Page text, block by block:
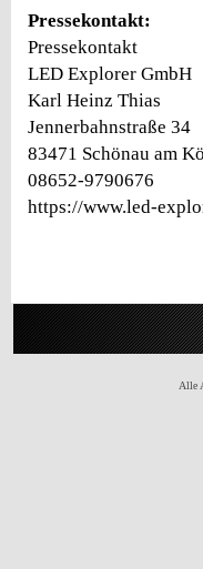
Pressekontakt:
Pressekontakt
LED Explorer GmbH
Karl Heinz Thias
Jennerbahnstraße 34
83471 Schönau am
08652-9790676
https://www.led-
Alle